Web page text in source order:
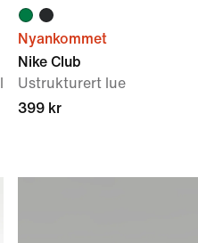
Nyankommet
Nike Club
Ustrukturert lue
399 kr